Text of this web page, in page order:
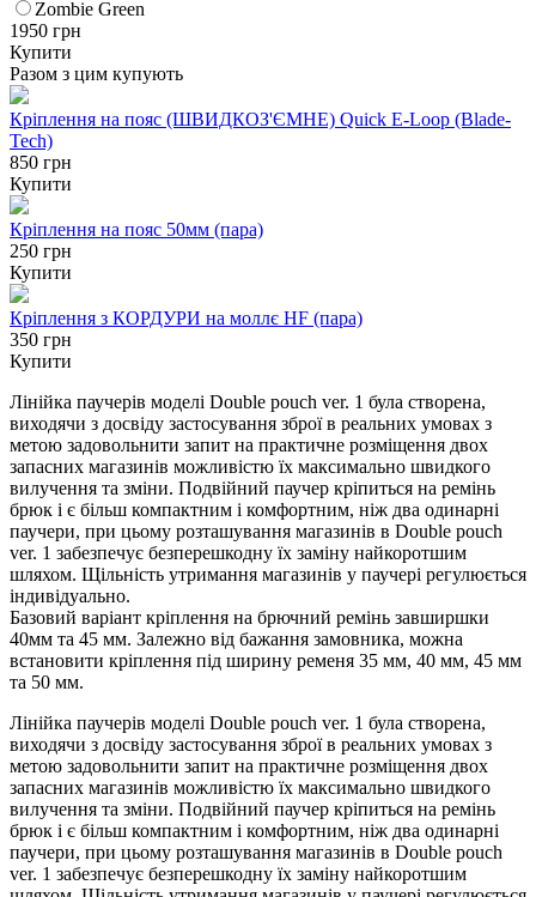
Zombie Green
1950 грн
Купити
Разом з цим купують
Кріплення на пояс (ШВИДКОЗ'ЄМНЕ) Quick E-Loop (Blade-
Tech)
850 грн
Купити
Кріплення на пояс 50мм (пара)
250 грн
Купити
Кріплення з КОРДУРИ на моллє HF (пара)
350 грн
Купити
Лінійка паучерів моделі Double pouch ver. 1 була створена,
виходячи з досвіду застосування зброї в реальних умовах з
метою задовольнити запит на практичне розміщення двох
запасних магазинів можливістю їх максимально швидкого
вилучення та зміни. Подвійний паучер кріпиться на ремінь
брюк і є більш компактним і комфортним, ніж два одинарні
паучери, при цьому розташування магазинів в Double pouch
ver. 1 забезпечує безперешкодну їх заміну найкоротшим
шляхом. Щільність утримання магазинів у паучері регулюється
індивідуально.
Базовий варіант кріплення на брючний ремінь завширшки
40мм та 45 мм. Залежно від бажання замовника, можна
встановити кріплення під ширину ременя 35 мм, 40 мм, 45 мм
та 50 мм.
Лінійка паучерів моделі Double pouch ver. 1 була створена,
виходячи з досвіду застосування зброї в реальних умовах з
метою задовольнити запит на практичне розміщення двох
запасних магазинів можливістю їх максимально швидкого
вилучення та зміни. Подвійний паучер кріпиться на ремінь
брюк і є більш компактним і комфортним, ніж два одинарні
паучери, при цьому розташування магазинів в Double pouch
ver. 1 забезпечує безперешкодну їх заміну найкоротшим